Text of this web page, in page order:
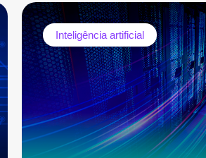
Inteligência artificial